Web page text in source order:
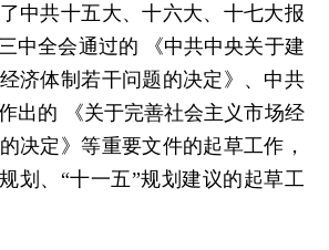
中共十五大、十六大、十七大报
中全会通过的 《中共中央关于建
济体制若干问题的决定》、中共
出的 《关于完善社会主义市场经
决定》等重要文件的起草工作，
划、“十一五”规划建议的起草工